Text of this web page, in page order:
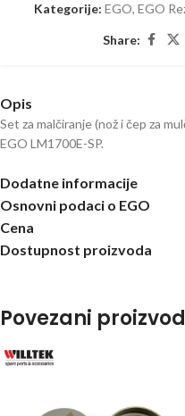
Kategorije: EGO, EGO
Share:
Opis
Set za malčiranje (nož i čep za
EGO LM1700E-SP.
Dodatne informacije
Osnovni podaci o EGO
Cena
Dostupnost proizvoda
Povezani